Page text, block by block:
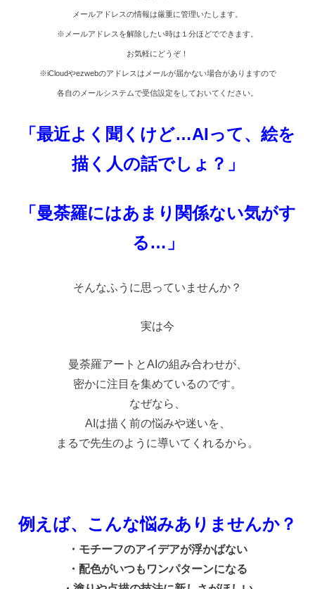
メールアドレスの情報は厳重に管理いたします。
※ メールアドレスを解除したい時は１分ほどでできます。
お気軽にどうぞ！
※iCloudやezwebのアドレスはメールが届かない場合がありますので
各自のメールシステムで受信設定をしておいてください。
「最近よく聞くけど…AIって、絵を
描く人の話でしょ？」
「曼荼羅にはあまり関係ない気がす
る… 」
そんなふうに思っていませんか？
実は今
曼荼羅アートとAIの組み合わせが、
密かに注目を集めているのです。
なぜなら、
AIは描く前の悩みや迷いを、
まるで先生のように導いてくれるから。
例えば、こんな悩みありませんか？
・ モチーフのアイデアが浮かばない
・ 配色がいつもワンパターンになる